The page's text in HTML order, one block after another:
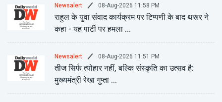
Newsalert 08-Aug-2026 11:58 PM
राहुल के युवा संवाद कार्यक्रम पर टिप्पणी के बाद थरूर ने
कहा - यह पार्टी पर हमला ...
Newsalert 08-Aug-2026 11:51 PM
तीज सिर्फ त्योहार नहीं, बल्कि संस्कृति का उत्सव है:
मुख्यमंत्री रेखा गुप्ता ...